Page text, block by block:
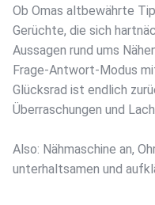
Ob Omas altbewährte
Gerüchte, die sich
Aussagen rund ums
Frage-Antwort-Modus
Glücksrad ist endlich
Überraschungen und
Also: Nähmaschine an,
unterhaltsamen und